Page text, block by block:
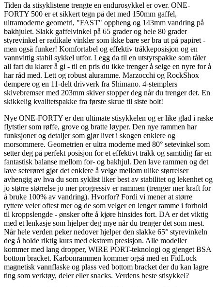
Tiden da stisyklistene trengte en endurosykkel er over. ONE-
FORTY 500 er et sikkert tegn på det med 150mm gaffel,
ultramoderne geometri, "FAST" oppheng og 143mm vandring på
bakhjulet. Slakk gaffelvinkel på 65 grader og hele 80 grader
styrevinkel er radikale vinkler som ikke bare ser bra ut på papiret -
men også funker! Komfortabel og effektiv tråkkeposisjon og en
vannvittig stabil sykkel utfor. Legg da til en utstyrspakke som tåler
all fart du klarer å gi - til en pris du ikke trenger å selge en nyre for å
har råd med. Lett og robust aluramme. Marzocchi og RockShox
dempere og en 11-delt drivverk fra Shimano. 4-stemplers
skivebremser med 203mm skiver stopper deg når du trenger det. En
skikkelig kvalitetspakke fra første skrue til siste bolt!
Nye ONE-FORTY er den ultimate stisykkelen og er like glad i raske
flytstier som røffe, grove og bratte løyper. Den nye rammen har
funksjoner og detaljer som gjør livet i skogen enklere og
morsommere. Geometrien er ultra moderne med 80° setevinkel som
setter deg på perfekt posisjon for et effektivt tråkk og samtidig får en
fantastisk balanse mellom for- og bakhjul. Den lave rammen og det
lave seterøret gjør det enklere å velge mellom ulike størrelser
avhengig av hva du som syklist liker best av stabilitet og lekenhet og
jo større størrelse jo mer progressiv er rammen (trenger mer kraft for
å bruke 100% av vandring). Hvorfor? Fordi vi mener at større
ryttere veier oftest mer og de som velger en lenger ramme i forhold
til kroppslengde - ønsker ofte å kjøre hinsides fort. DA er det viktig
med et lenkasje som hjelper deg mye når du trenger det som mest.
Når hele verden peker nedover hjelper den slakke 65° styrevinkeln
deg å holde riktig kurs med ekstrem presisjon. Alle modeller
kommer med lang dropper, WIRE PORT-teknologi og gjenget BSA
bottom bracket. Karbonrammen kommer også med en FidLock
magnetisk vannflaske og plass ved bottom bracket der du kan lagre
ting som verktøy, deler eller snacks. Verdens beste stisykkel?